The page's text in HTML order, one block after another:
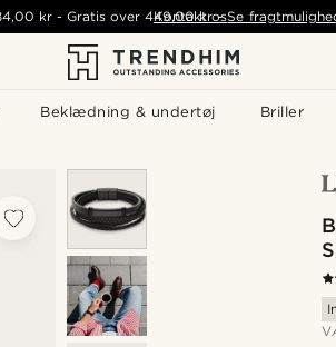
Beklædning & undertøj Briller
kr- Gratis over 449,00 kr - Se
Kontakt os